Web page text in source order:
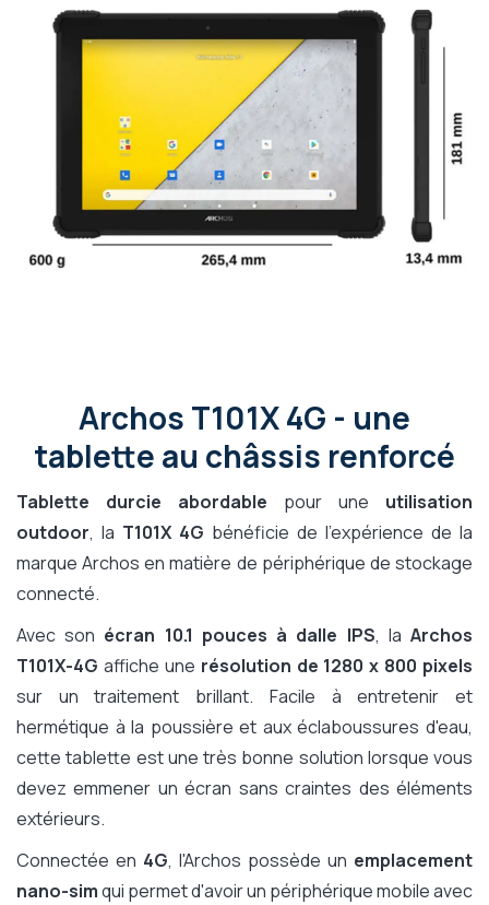
Archos T101X 4G - une
tablette au châssis renforcé
Tablette durcie abordable pour une utilisation
outdoor, la T101X 4G bénéficie de l'expérience de la
marque Archos en matière de périphérique de stockage
connecté.
Avec son écran 10.1 pouces à dalle IPS, laArchos
T101X-4G affiche une résolution de 1280 x 800 pixels
sur un traitement brillant. Facile à entretenir et
hermétique à la poussière et aux éclaboussures d'eau,
cette tablette est une très bonne solution lorsque vous
devez emmener un écran sans craintes des éléments
extérieurs.
Connectée en 4G, l'Archos possède un emplacement
nano-simqui permet d'avoir un périphérique mobile avec